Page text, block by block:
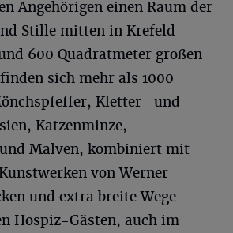
Angehörigen einen Raum der
Stille mitten in Krefeld
600 Quadratmeter großen
sich mehr als 1000
Kletter- und
Katzenminze,
Malven, kombiniert mit
von Werner
und extra breite Wege
Hospiz-Gästen, auch im